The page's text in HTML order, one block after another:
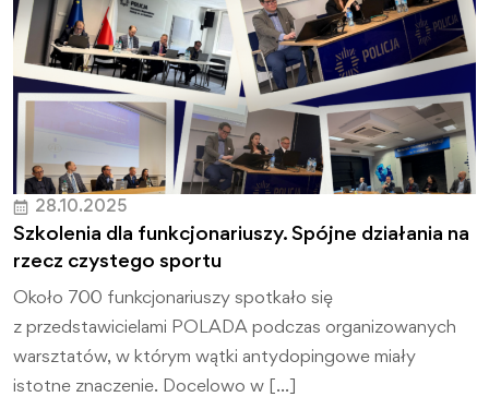
28.10.2025
Szkolenia dla funkcjonariuszy. Spójne działania na
rzecz czystego sportu
Około 700 funkcjonariuszy spotkało się
z przedstawicielami POLADA podczas organizowanych
warsztatów, w którym wątki antydopingowe miały
istotne znaczenie. Docelowo w […]